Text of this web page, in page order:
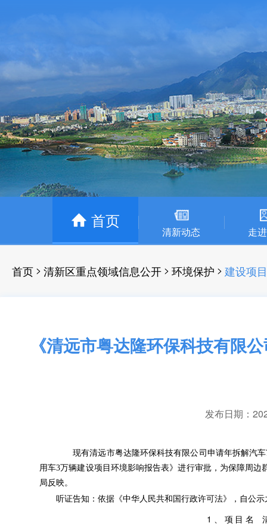
首页
清新动态 走
首页 > 清新区重点领域信息公开 > 环境保护 > 建设项
《清远市粤达隆环保科技有限
发布日期：
现有清远市粤达隆环保科技有限公司 申请年拆解汽车
用车3万辆建设项目 环境影响报告表》进行审批， 为保障周边
局反映。
听证告知：依据《中华人民共和国行政许可法》
， 自公
1 、项目名